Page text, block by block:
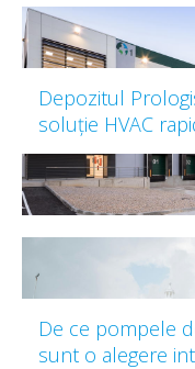
Depozitul
soluție HVAC
De ce pompele
sunt o alegere